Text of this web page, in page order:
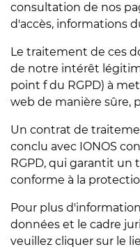
consultation de nos
d'accès, informations
Le traitement de ces
de notre intérêt
point f du RGPD) à
web de manière sûre,
Un contrat de
conclu avec IONOS
RGPD, qui garantit
conforme à la
Pour plus
données et le cadre
veuillez cliquer sur le